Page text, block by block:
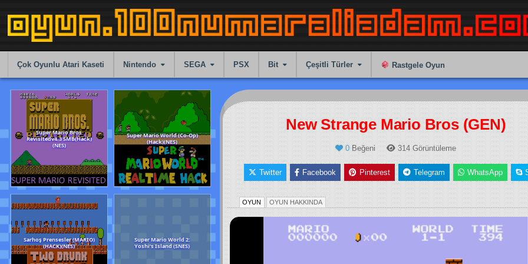
content
Çok Oyunlu Atari Kaseti Nintendo SEGA PSX Bit Çeşitli Türler Rastgele Oyun
New Strange Mario Bros (GEN)
0Beğeni 314Görüntüleme
Twitter Facebook Pinterest Telegram WhatsApp
OYUN OYUN HAKKINDA
Super Mario Bros
Revisitedv4.3 SMB(Hack)
(NES)
Super Mario World (Co-Op)
(Hack)(NES)